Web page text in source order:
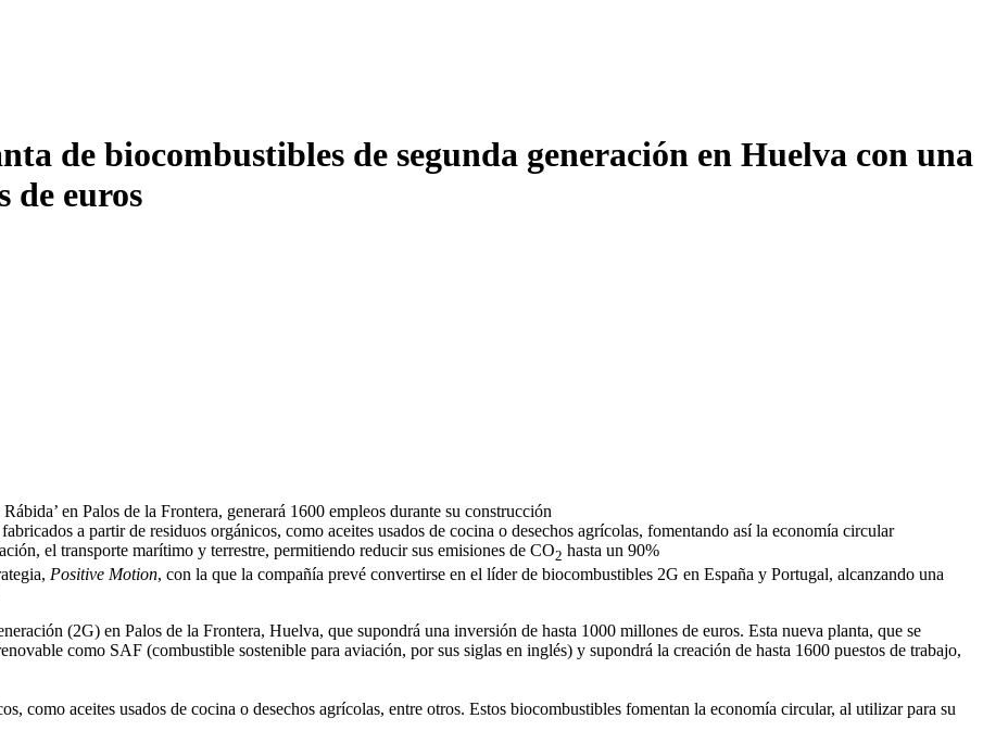
de biocombustibles de segunda generación en Huelva con una
de euros
en Palos de la Frontera, generará 1600 empleos durante su construcción
a partir de residuos orgánicos, como aceites usados de cocina o desechos agrícolas, fomentando así la economía circular
el transporte marítimo y terrestre, permitiendo reducir sus emisiones de CO2 hasta un 90%
Positive Motion, con la que la compañía prevé convertirse en el líder de biocombustibles 2G en España y Portugal, alcanzando una
(2G) en Palos de la Frontera, Huelva, que supondrá una inversión de hasta 1000 millones de euros. Esta nueva planta, que se
como SAF (combustible sostenible para aviación, por sus siglas en inglés) y supondrá la creación de hasta 1600 puestos de trabajo,
como aceites usados de cocina o desechos agrícolas, entre otros. Estos biocombustibles fomentan la economía circular, al utilizar para su